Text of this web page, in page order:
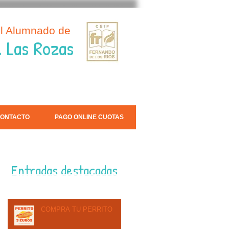
Alumnado de
Rozas
PAGO ONLINE CUOTAS
Entradas destacadas
COMPRA TU PERRITO